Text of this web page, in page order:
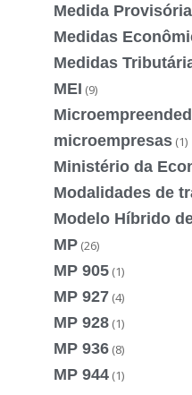
Medida Provisória
Medidas
Medidas
MEI (9)
microempresas (1)
Ministério da
Modalidades de
Modelo Híbrido
MP (26)
MP 905 (1)
MP 927 (4)
MP 928 (1)
MP 936 (8)
MP 944 (1)